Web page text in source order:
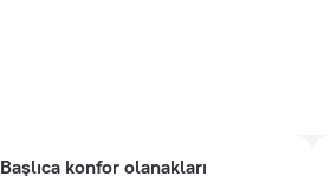
Başlıca konfor olanakları